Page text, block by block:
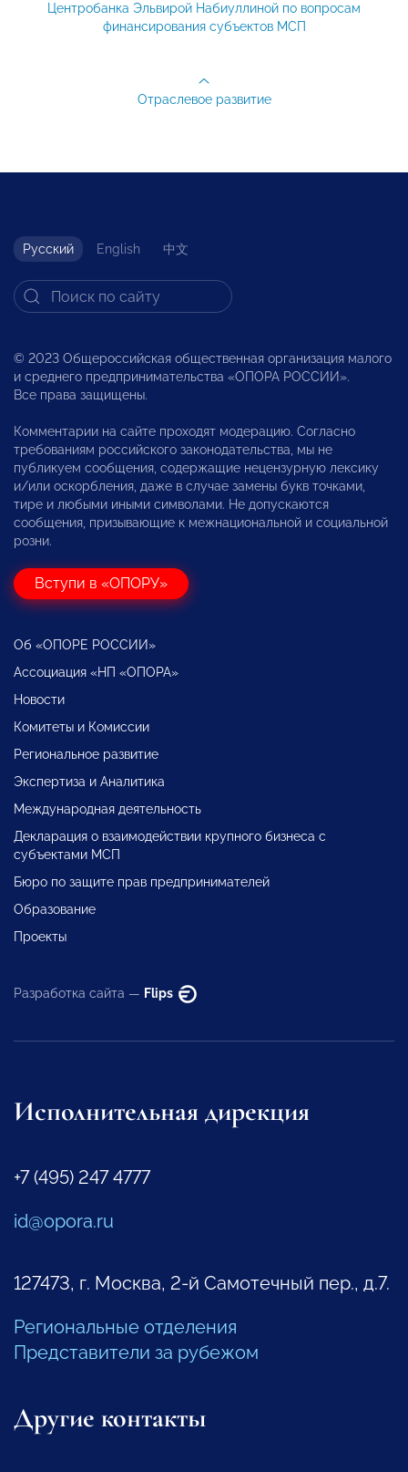
Центробанка Эльвирой Набиуллиной по вопросам
финансирования субъектов МСП
Отраслевое развитие
Русский English 中文
© 2023 Общероссийская общественная организация малого
и среднего предпринимательства «ОПОРА РОССИИ».
Все права защищены.
Комментарии на сайте проходят модерацию. Согласно
требованиям российского законодательства, мы не
публикуем сообщения, содержащие нецензурную лексику
и/или оскорбления, даже в случае замены букв точками,
тире и любыми иными символами. Не допускаются
сообщения, призывающие к межнациональной и социальной
розни.
Вступи в «ОПОРУ»
Об «ОПОРЕ РОССИИ»
Ассоциация «НП «ОПОРА»
Новости
Комитеты и Комиссии
Региональное развитие
Экспертиза и Аналитика
Международная деятельность
Декларация о взаимодействии крупного бизнеса с
субъектами МСП
Бюро по защите прав предпринимателей
Образование
Проекты
Разработка сайта — Flips
Исполнительная дирекция
+7 (495) 247 4777
id@opora.ru
127473, г. Москва, 2-й Самотечный пер., д.7.
Региональные отделения
Представители за рубежом
Другие контакты